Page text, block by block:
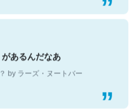
あるんだなあ
by ラーズ・ヌートバー